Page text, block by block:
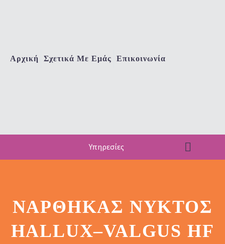
Αρχική Σχετικά Με Εμάς Επικοινωνία
Υπηρεσίες
ΝΆΡΘΗΚΑΣ ΝΥΚΤΌΣ
HALLUX–VALGUS HF